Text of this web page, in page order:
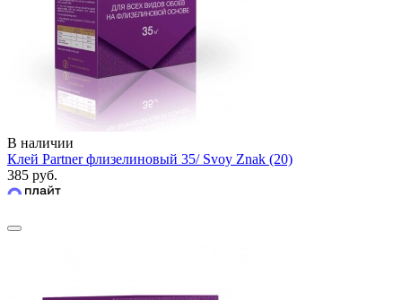
В наличии
Клей Partner флизелиновый 35/ Svoy Znak (20)
385 руб.